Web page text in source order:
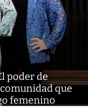
poder de
que
femenino